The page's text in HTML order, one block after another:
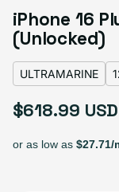
Black
Pink
Variante agotada o
Teal
Variante agotada o
Ultramarine
White
Variante agotada o
Select Storage
128GB
618,99 US$
iPhone 16
(Unlocked)
ULTRAMARINE
Precio de oferta
$618.99 USD
Precio habitual